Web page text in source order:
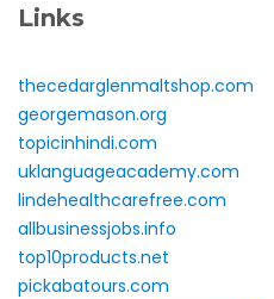
Links
thecedarglenmaltshop.com
georgemason.org
topicinhindi.com
uklanguageacademy.com
lindehealthcarefree.com
allbusinessjobs.info
top10products.net
pickabatours.com